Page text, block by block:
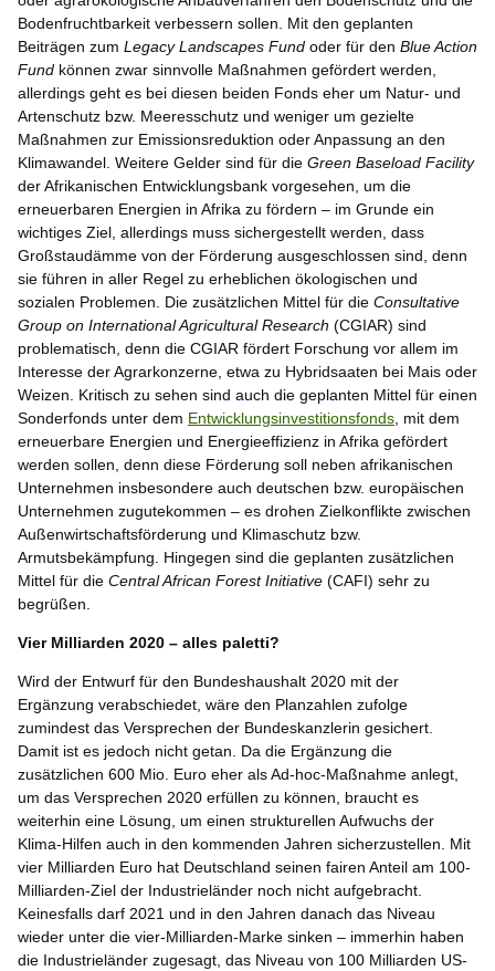
Bodenfruchtbarkeit verbessern sollen. Mit den geplanten
Beiträgen zum Legacy Landscapes Fund oder für den Blue Action
Fund können zwar sinnvolle Maßnahmen gefördert werden,
allerdings geht es bei diesen beiden Fonds eher um Natur- und
Artenschutz bzw. Meeresschutz und weniger um gezielte
Maßnahmen zur Emissionsreduktion oder Anpassung an den
Klimawandel. Weitere Gelder sind für die Green Baseload Facility
der Afrikanischen Entwicklungsbank vorgesehen, um die
erneuerbaren Energien in Afrika zu fördern – im Grunde ein
wichtiges Ziel, allerdings muss sichergestellt werden, dass
Großstaudämme von der Förderung ausgeschlossen sind, denn
sie führen in aller Regel zu erheblichen ökologischen und
sozialen Problemen. Die zusätzlichen Mittel für die Consultative
Group on International Agricultural Research (CGIAR) sind
problematisch, denn die CGIAR fördert Forschung vor allem im
Interesse der Agrarkonzerne, etwa zu Hybridsaaten bei Mais oder
Weizen. Kritisch zu sehen sind auch die geplanten Mittel für einen
Sonderfonds unter dem Entwicklungsinvestitionsfonds, mit dem
erneuerbare Energien und Energieeffizienz in Afrika gefördert
werden sollen, denn diese Förderung soll neben afrikanischen
Unternehmen insbesondere auch deutschen bzw. europäischen
Unternehmen zugutekommen – es drohen Zielkonflikte zwischen
Außenwirtschaftsförderung und Klimaschutz bzw.
Armutsbekämpfung. Hingegen sind die geplanten zusätzlichen
Mittel für die Central African Forest Initiative (CAFI) sehr zu
begrüßen.
Vier Milliarden 2020 – alles paletti?
Wird der Entwurf für den Bundeshaushalt 2020 mit der
Ergänzung verabschiedet, wäre den Planzahlen zufolge
zumindest das Versprechen der Bundeskanzlerin gesichert.
Damit ist es jedoch nicht getan. Da die Ergänzung die
zusätzlichen 600 Mio. Euro eher als Ad-hoc-Maßnahme anlegt,
um das Versprechen 2020 erfüllen zu können, braucht es
weiterhin eine Lösung, um einen strukturellen Aufwuchs der
Klima-Hilfen auch in den kommenden Jahren sicherzustellen. Mit
vier Milliarden Euro hat Deutschland seinen fairen Anteil am 100-
Milliarden-Ziel der Industrieländer noch nicht aufgebracht.
Keinesfalls darf 2021 und in den Jahren danach das Niveau
wieder unter die vier-Milliarden-Marke sinken – immerhin haben
die Industrieländer zugesagt, das Niveau von 100 Milliarden US-